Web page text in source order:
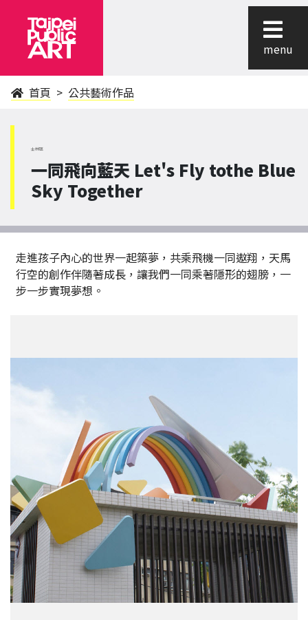
menu
首頁 公共藝術作品
士林區
一同飛向藍天 Let's Fly tothe Blue
Sky Together
走進孩子內心的世界一起築夢，共乘飛機一同遨翔，天馬
行空的創作伴隨著成長，讓我們一同乘著隱形的翅膀，一
步一步實現夢想。